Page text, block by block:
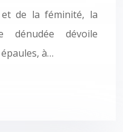
et de la féminité, la
dénudée dévoile
à…